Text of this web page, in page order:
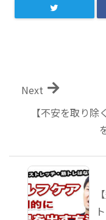
【不安を取り除
Next